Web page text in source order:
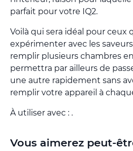
parfait pour votre IQ2.
Voilà qui sera idéal pour ceux
expérimenter avec les
remplir plusieurs chambres
permettra par ailleurs de
une autre rapidement sans
remplir votre appareil à
À utiliser avec : .
Vous aimerez peut-